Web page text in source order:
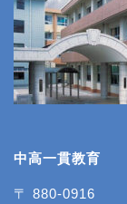
中高一貫教育
〒 880-0916